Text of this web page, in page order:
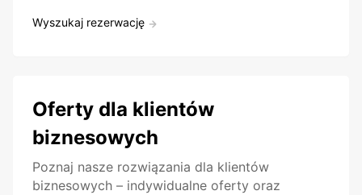
Wyszukaj rezerwację
Oferty dla klientów
biznesowych
Poznaj nasze rozwiązania dla klientów
biznesowych – indywidualne oferty oraz